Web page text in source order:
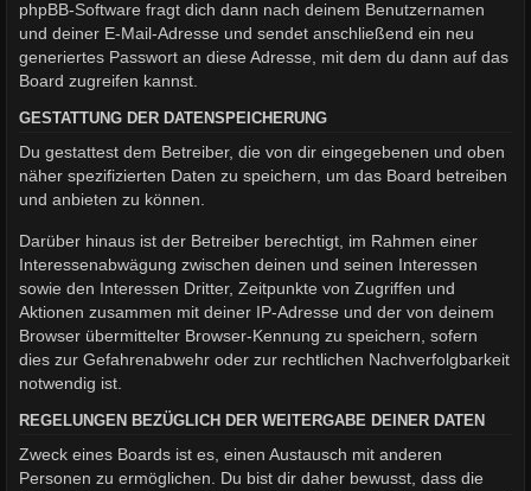
phpBB-Software fragt dich dann nach deinem Benutzernamen
und deiner E-Mail-Adresse und sendet anschließend ein neu
generiertes Passwort an diese Adresse, mit dem du dann auf das
Board zugreifen kannst.
GESTATTUNG DER DATENSPEICHERUNG
Du gestattest dem Betreiber, die von dir eingegebenen und oben
näher spezifizierten Daten zu speichern, um das Board betreiben
und anbieten zu können.
Darüber hinaus ist der Betreiber berechtigt, im Rahmen einer
Interessenabwägung zwischen deinen und seinen Interessen
sowie den Interessen Dritter, Zeitpunkte von Zugriffen und
Aktionen zusammen mit deiner IP-Adresse und der von deinem
Browser übermittelter Browser-Kennung zu speichern, sofern
dies zur Gefahrenabwehr oder zur rechtlichen Nachverfolgbarkeit
notwendig ist.
REGELUNGEN BEZÜGLICH DER WEITERGABE DEINER DATEN
Zweck eines Boards ist es, einen Austausch mit anderen
Personen zu ermöglichen. Du bist dir daher bewusst, dass die